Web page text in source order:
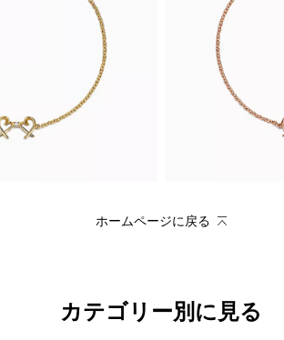
ホームページに戻る
カテゴリー別に見る